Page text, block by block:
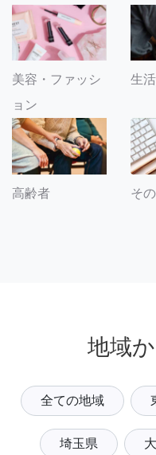
美容・ファッシ
ョン
生
高齢者 そ
地域
全ての地域
埼玉県